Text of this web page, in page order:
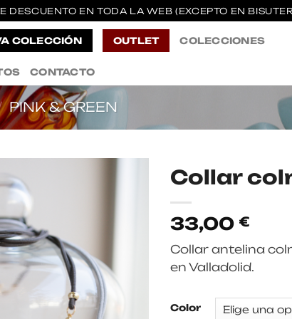
DESCUENTO EN TODA LA WEB (EXCEPTO EN
COLECCIÓN OUTLET COLECCIONES
CONTACTO
PINK & GREEN
Collar
33,00 €
Collar antelina
en Valladolid.
Color